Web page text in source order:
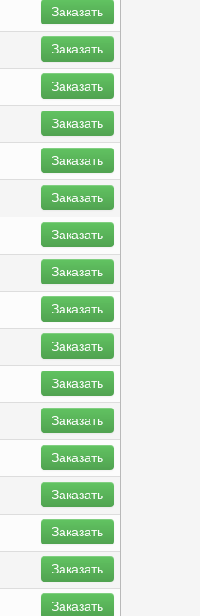
Заказать
Заказать
Заказать
Заказать
Заказать
Заказать
Заказать
Заказать
Заказать
Заказать
Заказать
Заказать
Заказать
Заказать
Заказать
Заказать
Заказать